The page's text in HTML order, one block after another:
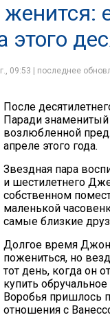
09:53 | последнее
После
Паради
возлюбленной
апреле этого года.
Звездная пара
и шестилетнего
собственном
маленькой
самые близкие
Долгое время
пожениться, но
тот день, когда он
купить
Воробья пришлось
отношения с